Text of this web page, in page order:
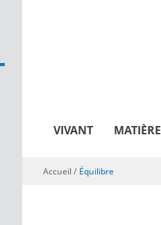
VIVANT MATIÈRE
Vous êtes ici
Accueil/ Équilibre